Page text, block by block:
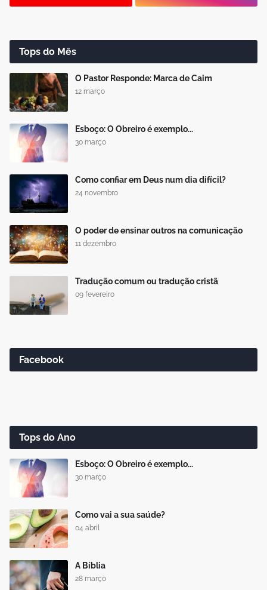
Tops do Mês
O Pastor Responde: Marca de Caim
12 março
Esboço: O Obreiro é exemplo...
30 março
Como confiar em Deus num dia difícil?
24 novembro
O poder de ensinar outros na comunicação
11 dezembro
Tradução comum ou tradução cristã
09 fevereiro
Facebook
Tops do Ano
Esboço: O Obreiro é exemplo...
30 março
Como vai a sua saúde?
04 abril
A Bíblia
28 março